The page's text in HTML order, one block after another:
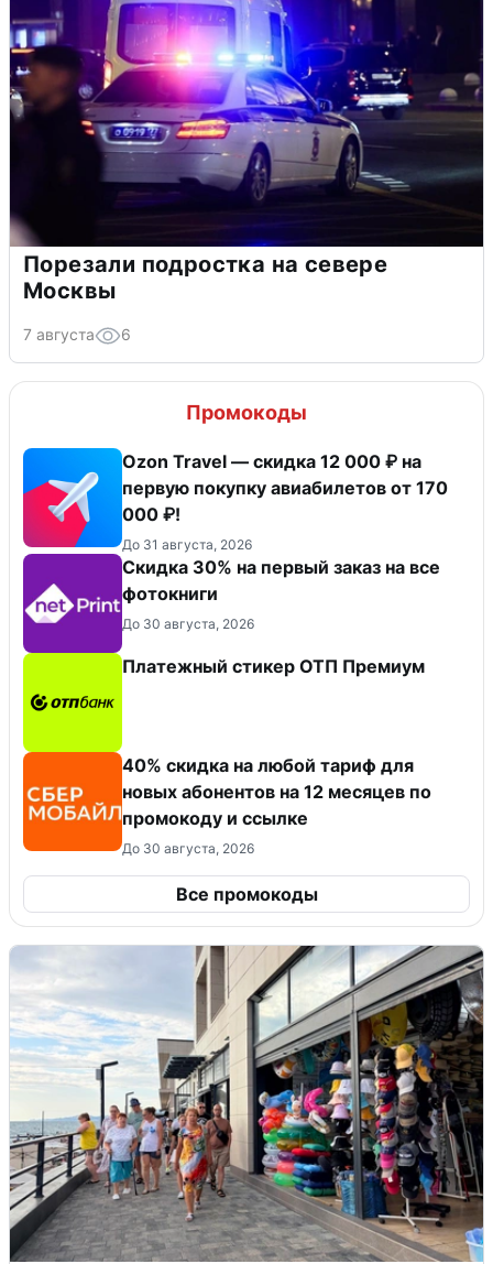
Порезали подростка на севере
Москвы
7 августа 6
Промокоды
Ozon Travel — скидка 12 000 ₽ на
первую покупку авиабилетов от 170
000 ₽!
До 31 августа, 2026
Cкидка 30% на первый заказ на все
фотокниги
До 30 августа, 2026
Платежный стикер ОТП Премиум
40% скидка на любой тариф для
новых абонентов на 12 месяцев по
промокоду и ссылке
До 30 августа, 2026
Все промокоды